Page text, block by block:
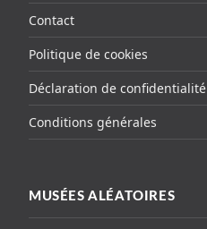
Contact
Politique de cookies
Déclaration de confidentialité
Conditions générales
MUSÉES ALÉATOIRES